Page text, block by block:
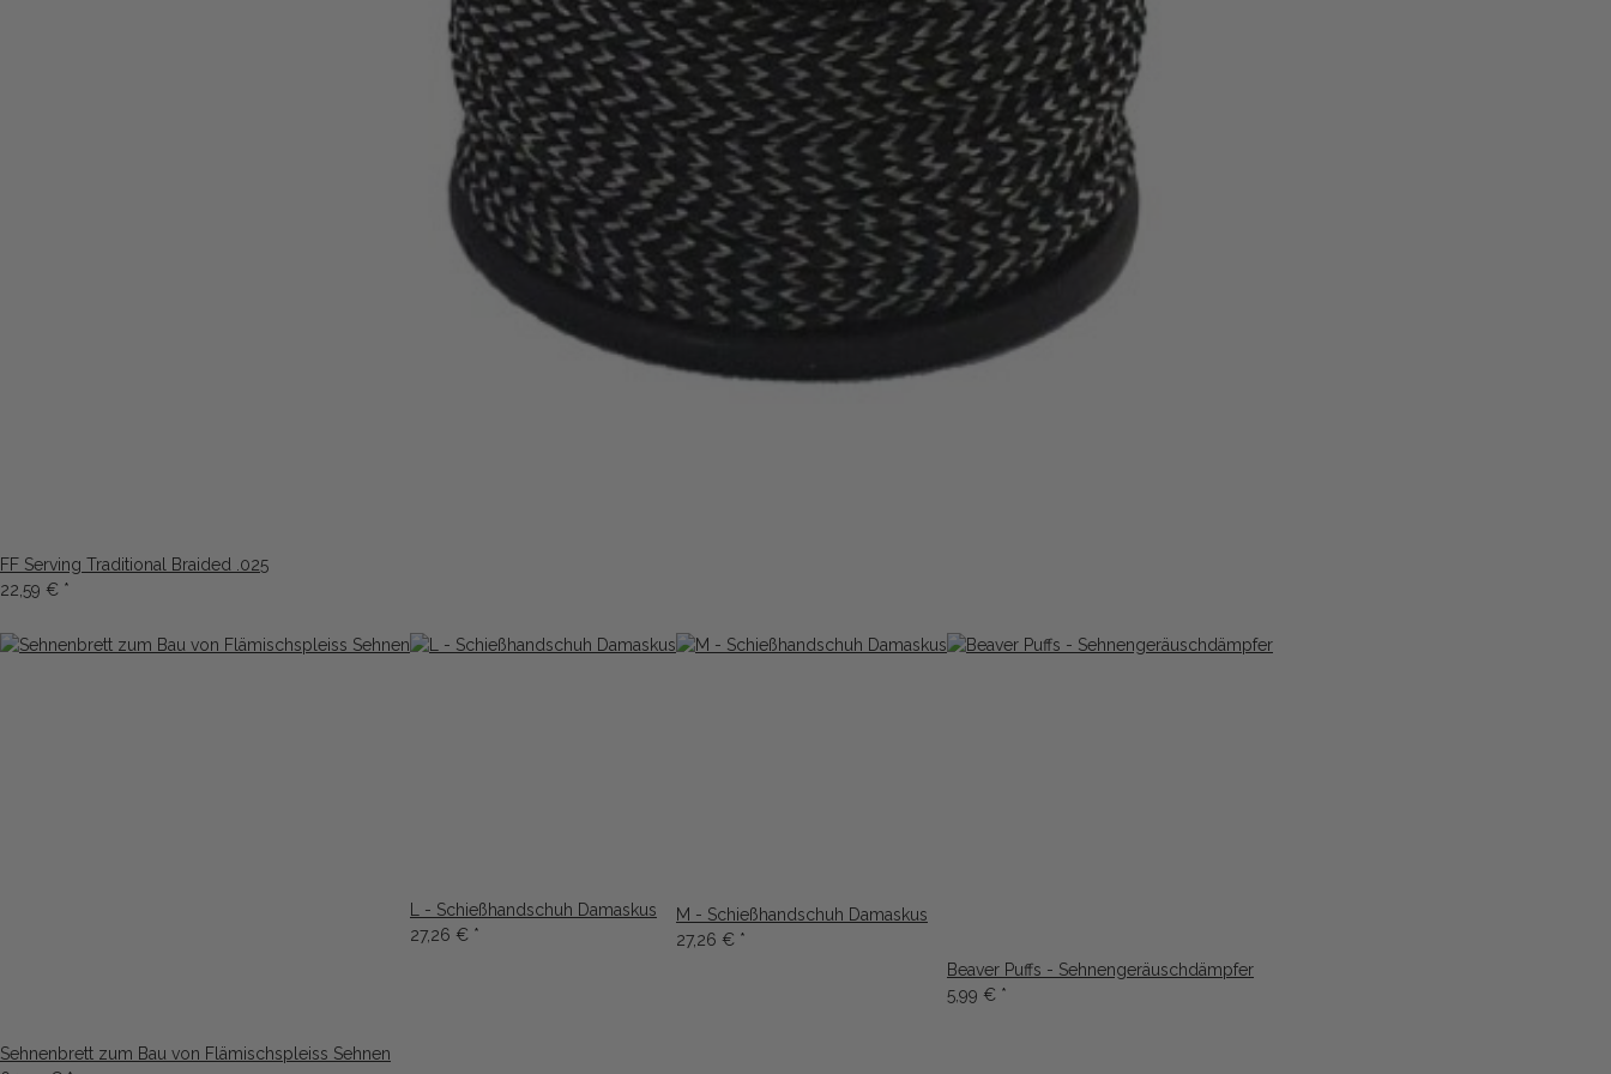
FF Serving Traditional Braided .025
22,59 € *
Sehnenbrett zum Bau von Flämischspleiss Sehnen
L - Schießhandschuh Damaskus
27,26 € *
M - Schießhandschuh Damaskus
27,26 € *
Beaver Puffs - Sehnengeräuschdämpfer
5,99 € *